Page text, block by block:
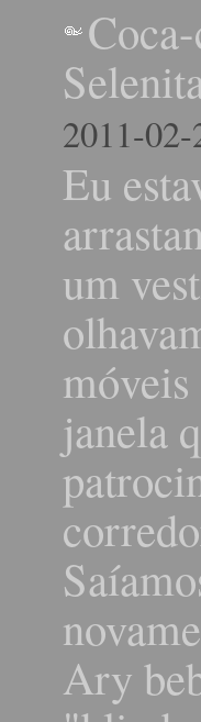
2011-
Eu
um
janela
Ary